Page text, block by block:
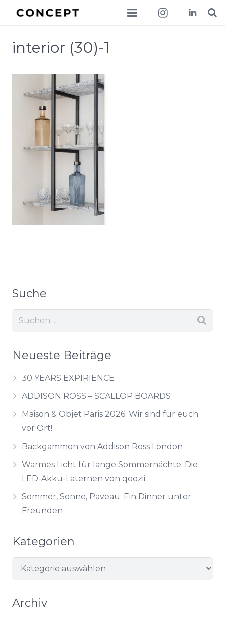
interior (30)-1
Suche
Neueste Beiträge
30 YEARS EXPIRIENCE
ADDISON ROSS – SCALLOP BOARDS
Maison & Objet Paris 2026: Wir sind für euch
vor Ort!
Backgammon von Addison Ross London
Warmes Licht für lange Sommernächte: Die
LED-Akku-Laternen von qoozii
Sommer, Sonne, Paveau: Ein Dinner unter
Freunden
Kategorien
Kategorien
Archiv